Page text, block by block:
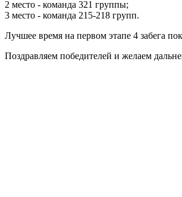
2 место - команда 321 группы;
3 место - команда 215-218 групп.
Лучшее время на первом этапе 4 забега
Поздравляем победителей и желаем